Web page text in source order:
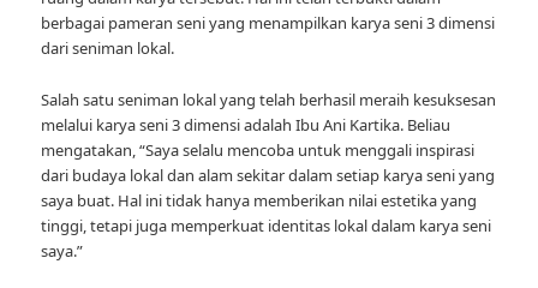
berbagai pameran seni yang menampilkan karya seni 3 dimensi
dari seniman lokal.
Salah satu seniman lokal yang telah berhasil meraih kesuksesan
melalui karya seni 3 dimensi adalah Ibu Ani Kartika. Beliau
mengatakan, “Saya selalu mencoba untuk menggali inspirasi
dari budaya lokal dan alam sekitar dalam setiap karya seni yang
saya buat. Hal ini tidak hanya memberikan nilai estetika yang
tinggi, tetapi juga memperkuat identitas lokal dalam karya seni
saya.”